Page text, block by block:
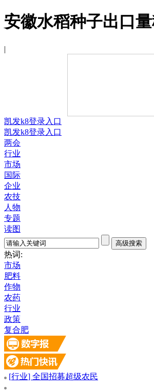
安徽水稻种子出口
|
凯发k8登录入口
凯发k8登录入口
两会
行业
市场
国际
企业
农技
人物
专题
读图
热词:
市场
肥料
作物
农药
行业
政策
复合肥
[行业] 全国招募超级农民